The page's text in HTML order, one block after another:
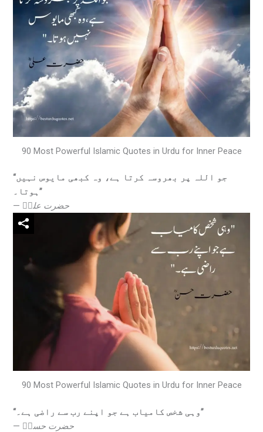
90 Most Powerful Islamic Quotes in Urdu for Inner Peace
“جو اللہ پر بھروسہ کرتا ہے، وہ کبھی مایوس نہیں
ہوتا۔”
— حضرت علیؓ
90 Most Powerful Islamic Quotes in Urdu for Inner Peace
“وہی شخص کامیاب ہے جو اپنے رب سے راضی ہے۔”
— حضرت حسنؒ